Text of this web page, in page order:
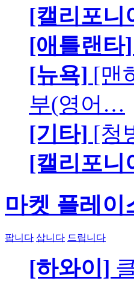
[캘리포니
[애틀랜타]
[뉴욕] [맨
부(영어…
[기타] [청
[캘리포니
마켓 플레이
팝니다 삽니다 드립니다
[하와이]